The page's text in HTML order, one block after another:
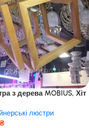
з дерева MOBIUS, Хіт
люстри
₴